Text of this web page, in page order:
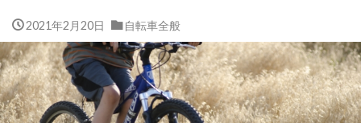
2021年2月20日 自転車全般